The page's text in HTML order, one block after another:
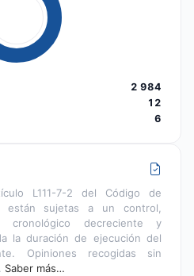
2 984
12
6
L111-7-2 del Código de
están sujetas a un control,
cronológico decreciente y
la duración de ejecución del
Opiniones recogidas sin
Saber más…